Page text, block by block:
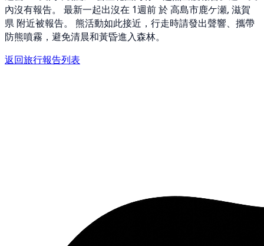
內沒有報告。 最新一起出沒在 1週前 於 高島市鹿ケ瀬, 滋賀
県 附近被報告。 熊活動如此接近，行走時請發出聲響、攜帶
防熊噴霧，避免清晨和黃昏進入森林。
返回旅行報告列表